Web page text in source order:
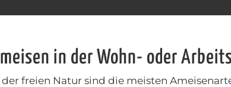
in der Wohn- oder
der freien Natur sind die meisten